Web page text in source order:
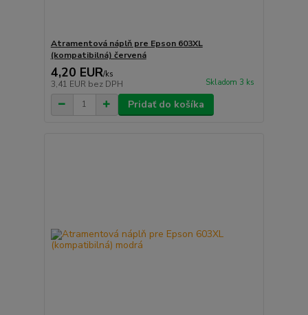
Atramentová náplň pre Epson 603XL
(kompatibilná) červená
4,20 EUR/ks
3,41 EUR bez DPH Skladom 3 ks
Pridať do košíka